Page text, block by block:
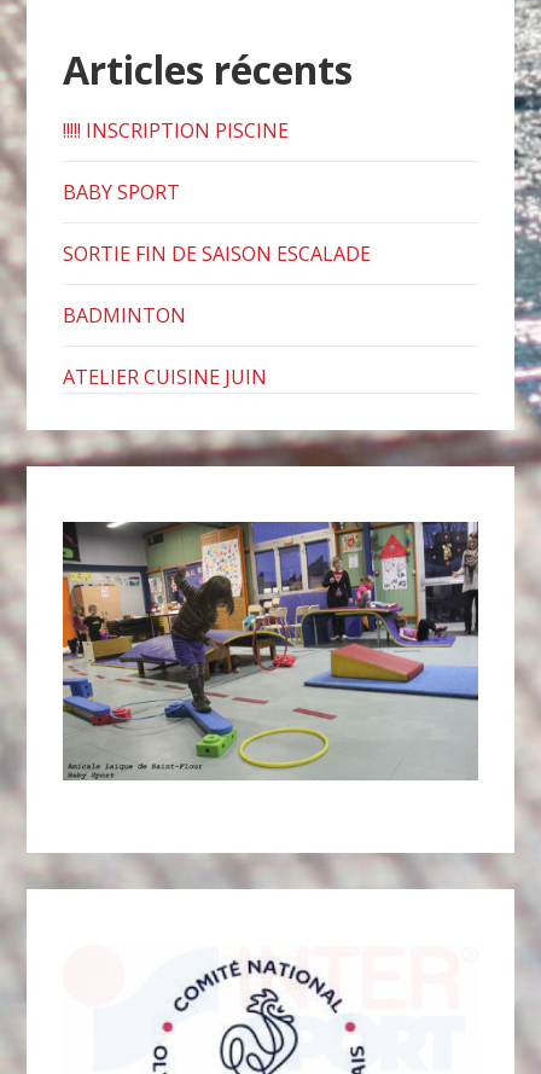
Articles récents
!!!!! INSCRIPTION PISCINE
BABY SPORT
SORTIE FIN DE SAISON ESCALADE
BADMINTON
ATELIER CUISINE JUIN